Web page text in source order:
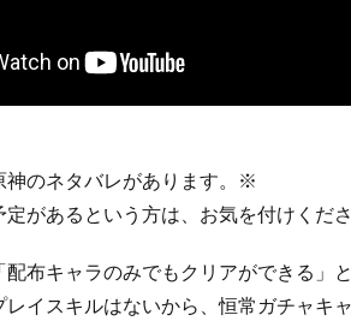
のネタバレがあります。※
があるという方は、お気を付けくだ
配布キャラのみでもクリアができる」
レイスキルはないから、恒常ガチャキ